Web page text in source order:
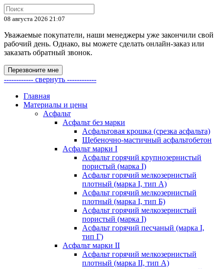
08 августа 2026 21:07
Уважаемые покупатели, наши менеджеры уже закончили свой
рабочий день. Однако, вы можете сделать онлайн-заказ или
заказать обратный звонок.
Перезвоните мне
------------ свернуть ------------
Главная
Материалы и цены
Асфальт
Асфальт без марки
Асфальтовая крошка (срезка асфальта)
Щебеночно-мастичный асфальтобетон
Асфальт марки I
Асфальт горячий крупнозернистый
пористый (марка I)
Асфальт горячий мелкозернистый
плотный (марка I, тип А)
Асфальт горячий мелкозернистый
плотный (марка I, тип Б)
Асфальт горячий мелкозернистый
пористый (марка I)
Асфальт горячий песчаный (марка I,
тип Г)
Асфальт марки II
Асфальт горячий мелкозернистый
плотный (марка II, тип А)